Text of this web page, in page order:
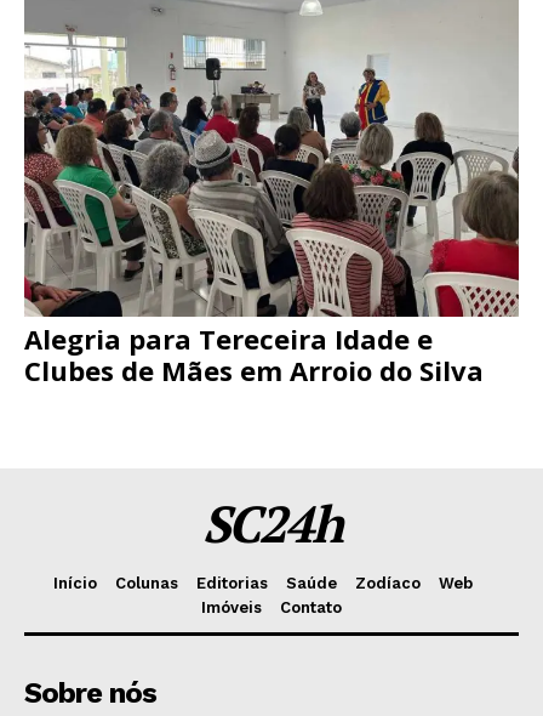
Alegria para Tereceira Idade e
Clubes de Mães em Arroio do Silva
SC24h
Início Colunas Editorias Saúde Zodíaco
Web
Imóveis
Contato
Sobre nós